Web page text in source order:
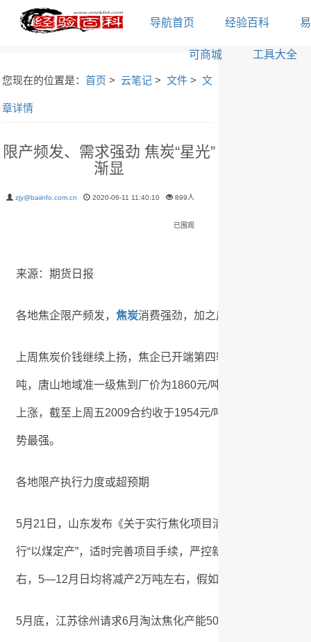
导航首页 经验百科 易
可商城 工具大全
您现在的位置是：首页 >云笔记 >文件 >文
章详情
限产频发、需求强劲 焦炭“星光”
渐显
zjy@baiinfo.com.cn 2020-06-11 11:40:10 899人
已围观
来源：期货日报
各地焦企限产频发，焦炭消费强劲，加之后期逆周期刺激继
上周焦炭价钱继续上扬，焦企已开端第四轮提涨，涨幅在
吨，唐山地域准一级焦到厂价为1860元/吨，港口准一级焦
上涨，截至上周五2009合约收于1954元/吨，环比上涨
势最强。
各地限产执行力度或超预期
5月21日，山东发布《关于实行焦化项目清单管理和“以煤
行“以煤定产”，适时完善项目手续，严控新上焦化项目。
右，5—12月日均将减产2万吨左右，假如加上清单外的既
5月底，江苏徐州请求6月淘汰焦化产能500万吨左右，估计